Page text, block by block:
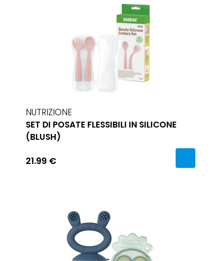
NUTRIZIONE
SET DI POSATE FLESSIBILI IN SILICONE
(BLUSH)
21.99 €